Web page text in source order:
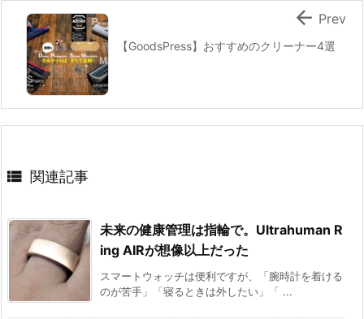
【GoodsPress】おすすめのクリーナー4選
 Prev
 関連記事
未来の健康管理は指輪で。Ultrahuman R
ing AIRが想像以上だった
スマートウォッチは便利ですが、「腕時計を着ける
のが苦手」「寝るときは外したい」「 ...